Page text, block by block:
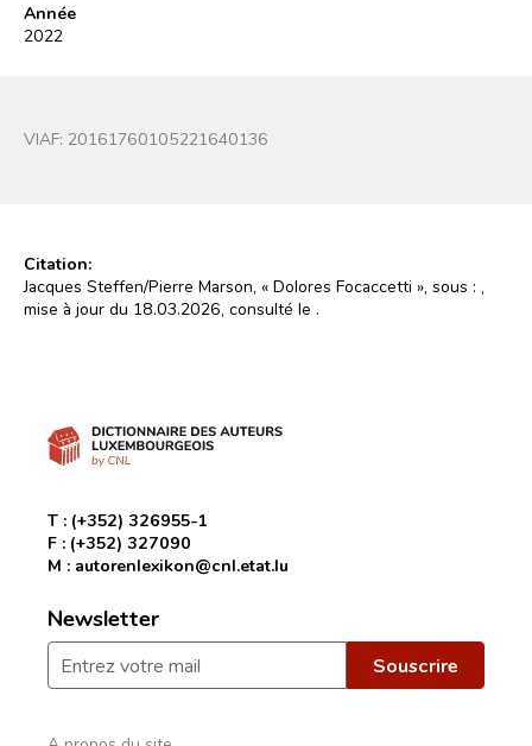
Année
2022
VIAF: 20161760105221640136
Citation:
Jacques Steffen/Pierre Marson, « Dolores Focaccetti », sous : ,
mise à jour du 18.03.2026, consulté le .
T : (+352) 326955-1
F : (+352) 327090
M : autorenlexikon@cnl.etat.lu
Newsletter